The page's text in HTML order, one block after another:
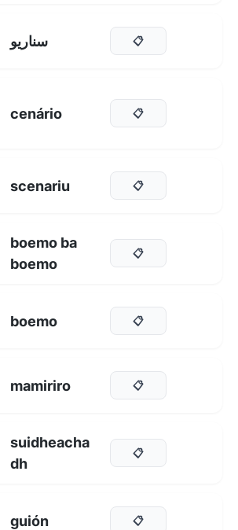
سناریو 📋
cenário 📋
scenariu 📋
boemo ba
boemo
📋
boemo 📋
mamiriro 📋
suidheacha
dh
📋
guión 📋